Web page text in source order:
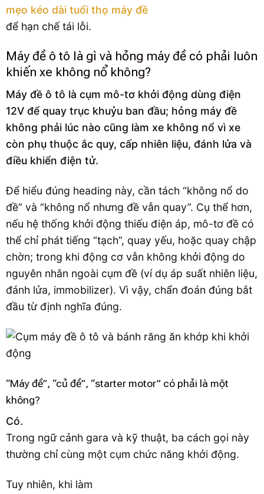
mẹo kéo dài tuổi thọ máy đề
để hạn chế tái lỗi.
Máy đề ô tô là gì và hỏng máy đề có phải luôn
khiến xe không nổ không?
Máy đề ô tô là cụm mô-tơ khởi động dùng điện
12V để quay trục khuỷu ban đầu; hỏng máy đề
không phải lúc nào cũng làm xe không nổ vì xe
còn phụ thuộc ắc quy, cấp nhiên liệu, đánh lửa và
điều khiển điện tử.
Để hiểu đúng heading này, cần tách “không nổ do
đề” và “không nổ nhưng đề vẫn quay”. Cụ thể hơn,
nếu hệ thống khởi động thiếu điện áp, mô-tơ đề có
thể chỉ phát tiếng “tạch”, quay yếu, hoặc quay chập
chờn; trong khi động cơ vẫn không khởi động do
nguyên nhân ngoài cụm đề (ví dụ áp suất nhiên liệu,
đánh lửa, immobilizer). Vì vậy, chẩn đoán đúng bắt
đầu từ định nghĩa đúng.
“Máy đề”, “củ đề”, “starter motor” có phải là một
không?
Có.
Trong ngữ cảnh gara và kỹ thuật, ba cách gọi này
thường chỉ cùng một cụm chức năng khởi động.
Tuy nhiên, khi làm